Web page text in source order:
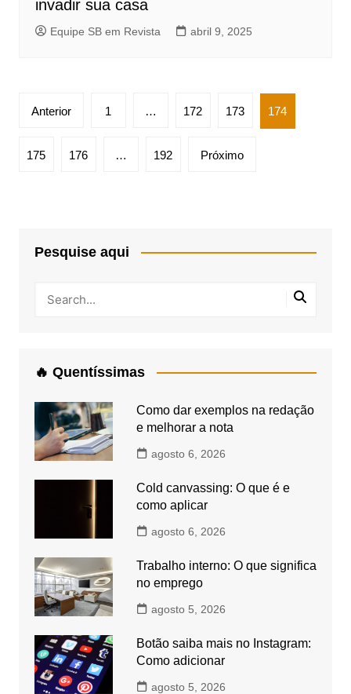
invadir sua casa
Equipe SB em Revista abril 9, 2025
Paginação
posts
Anterior 1 … 172 173 174
175 176 … 192 Próximo
Pesquise aqui
🔥 Quentíssimas
Como dar exemplos na redação
e melhorar a nota
agosto 6, 2026
Cold canvassing: O que é e
como aplicar
agosto 6, 2026
Trabalho interno: O que significa
no emprego
agosto 5, 2026
Botão saiba mais no Instagram:
Como adicionar
agosto 5, 2026